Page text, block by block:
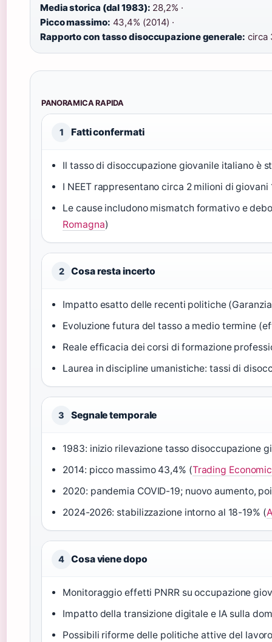
Media storica (dal 1983): 28,2% ·
Picco massimo: 43,4% (2014) ·
Rapporto con tasso disoccupazione generale: circa
PANORAMICA RAPIDA
1 Fatti confermati
Il tasso di disoccupazione giovanile italiano è
I NEET rappresentano circa 2 milioni di giovani
Le cause includono mismatch formativo e
Romagna)
2 Cosa resta incerto
Impatto esatto delle recenti politiche
Evoluzione futura del tasso a medio termine
Reale efficacia dei corsi di formazione
Laurea in discipline umanistiche: tassi di
3 Segnale temporale
1983: inizio rilevazione tasso disoccupazione
2014: picco massimo 43,4% (Trading
2020: pandemia COVID-19; nuovo aumento,
2024-2026: stabilizzazione intorno al 18-19% (
4 Cosa viene dopo
Monitoraggio effetti PNRR su occupazione
Impatto della transizione digitale e IA sulla
Possibili riforme delle politiche attive del